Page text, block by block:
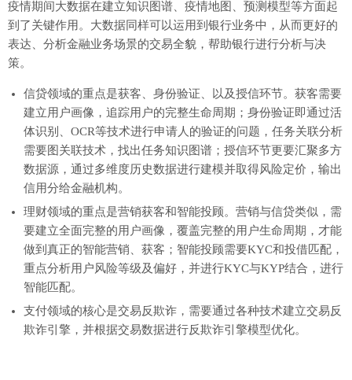
疫情期间大数据在建立知识图谱、疫情地图、预测模型等方面起
到了关键作用。大数据同样可以运用到银行业务中，从而更好的
表达、分析金融业务场景的交易全貌，帮助银行进行分析与决
策。
信贷领域的重点是获客、身份验证、以及授信环节。获客需要
建立用户画像，追踪用户的完整生命周期；身份验证即通过活
体识别、OCR等技术进行申请人的验证的问题，任务关联分析
需要图关联技术，找出任务知识图谱；授信环节更要汇聚多方
数据源，通过多维度历史数据进行建模并取得风险定价，输出
信用分给金融机构。
理财领域的重点是营销获客和智能投顾。营销与信贷类似，需
要建立全面完整的用户画像，覆盖完整的用户生命周期，才能
做到真正的智能营销、获客；智能投顾需要KYC和投借匹配，
重点分析用户风险等级及偏好，并进行KYC与KYP结合，进行
智能匹配。
支付领域的核心是交易反欺诈，需要通过各种技术建立交易反
欺诈引擎，并根据交易数据进行反欺诈引擎模型优化。